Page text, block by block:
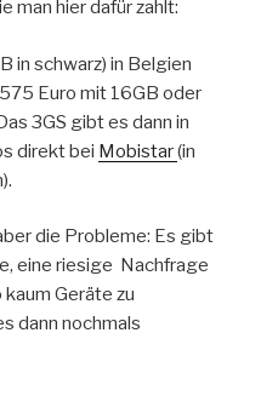
man hier dafür zahlt:
in schwarz) in Belgien
Euro mit 16GB oder
3GS gibt es dann in
direkt bei Mobistar(in
die Probleme: Es gibt
eine riesige Nachfrage
Geräte zu
dann nochmals